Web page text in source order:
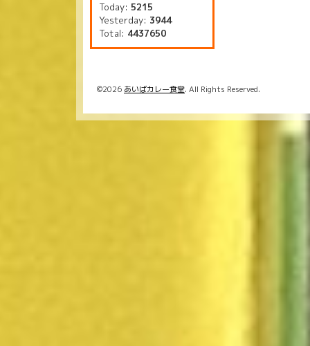
Today: 5215
Yesterday: 3944
Total: 4437650
©2026 あいばカレー食堂. All Rights Reserved.